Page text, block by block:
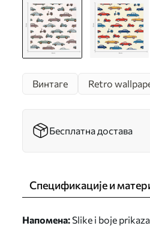
Винтаге Retro
Бесплатна достава
Спецификације и
Напомена: Slike i boje